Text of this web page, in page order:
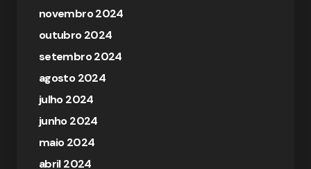
novembro 2024
outubro 2024
setembro 2024
agosto 2024
julho 2024
junho 2024
maio 2024
abril 2024